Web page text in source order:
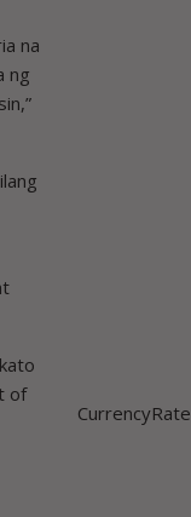
na
ng
of
CurrencyRate